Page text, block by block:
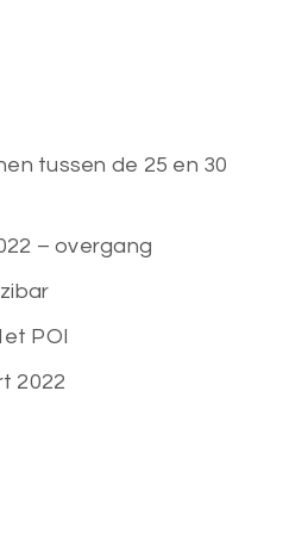
tussen de 25 en 30
– overgang
POI
2022